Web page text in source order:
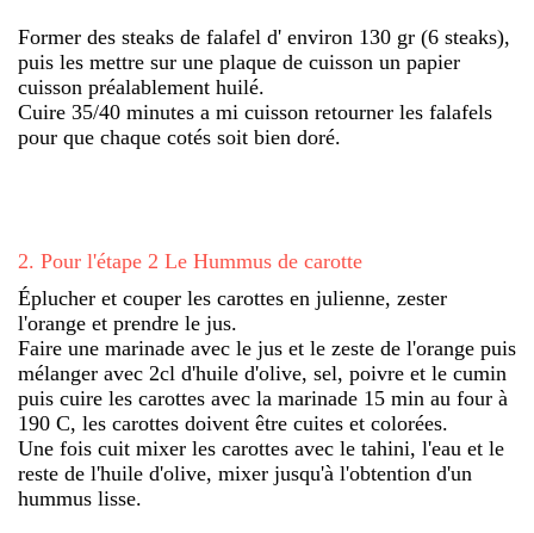
Former des steaks de falafel d' environ 130 gr (6 steaks),
puis les mettre sur une plaque de cuisson un papier
cuisson préalablement huilé.
Cuire 35/40 minutes a mi cuisson retourner les falafels
pour que chaque cotés soit bien doré.
2. Pour l'étape 2 Le Hummus de carotte
Éplucher et couper les carottes en julienne, zester
l'orange et prendre le jus.
Faire une marinade avec le jus et le zeste de l'orange puis
mélanger avec 2cl d'huile d'olive, sel, poivre et le cumin
puis cuire les carottes avec la marinade 15 min au four à
190 C, les carottes doivent être cuites et colorées.
Une fois cuit mixer les carottes avec le tahini, l'eau et le
reste de l'huile d'olive, mixer jusqu'à l'obtention d'un
hummus lisse.